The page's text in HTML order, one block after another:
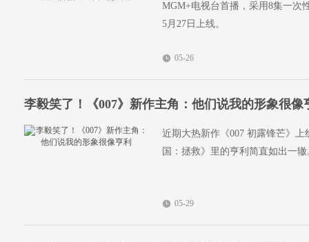
MGM+电视台首播，采用8集一次
5月27日上线。
05-26
李毅笑了！《007》新作主角：他们说我的形象很像
近期大热新作《007 初露锋芒》
国：拯救》里的亨利简直如出一
05-29